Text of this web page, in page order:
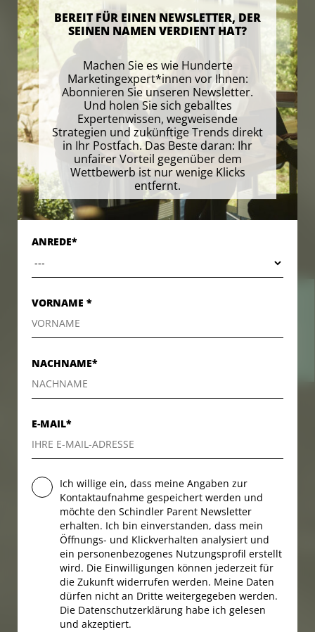
BEREIT FÜR EINEN NEWSLETTER, DER
SEINEN NAMEN VERDIENT HAT?
Machen Sie es wie Hunderte
Marketingexpert*innen vor Ihnen:
Abonnieren Sie unseren Newsletter.
Und holen Sie sich geballtes
Expertenwissen, wegweisende
Strategien und zukünftige Trends direkt
in Ihr Postfach. Das Beste daran: Ihr
unfairer Vorteil gegenüber dem
Wettbewerb ist nur wenige Klicks
entfernt.
ANREDE*
VORNAME *
NACHNAME*
E-MAIL*
Ich willige ein, dass meine Angaben zur
Kontaktaufnahme gespeichert werden und
möchte den Schindler Parent Newsletter
erhalten. Ich bin einverstanden, dass mein
Öffnungs- und Klickverhalten analysiert und
ein personenbezogenes Nutzungsprofil erstellt
wird. Die Einwilligungen können jederzeit für
die Zukunft widerrufen werden. Meine Daten
dürfen nicht an Dritte weitergegeben werden.
Die Datenschutzerklärung habe ich gelesen
und akzeptiert.